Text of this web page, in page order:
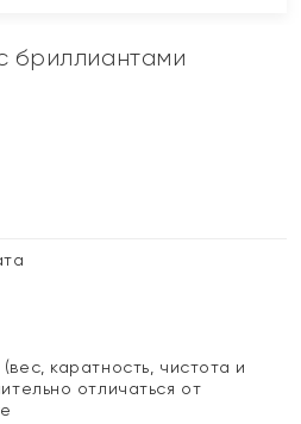
бриллиантами
каратность, чистота и
отличаться от